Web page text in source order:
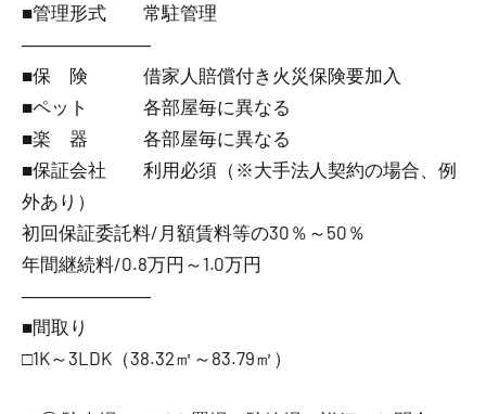
■管理形式 常駐管理
―――――――
■保 険 借家人賠償付き火災保険要加入
■ペット 各部屋毎に異なる
■楽 器 各部屋毎に異なる
■保証会社 利用必須（※大手法人契約の場合、例
外あり）
初回保証委託料/月額賃料等の30％～50％
年間継続料/0.8万円～1.0万円
―――――――
■間取り
□1K～3LDK（38.32㎡～83.79㎡）